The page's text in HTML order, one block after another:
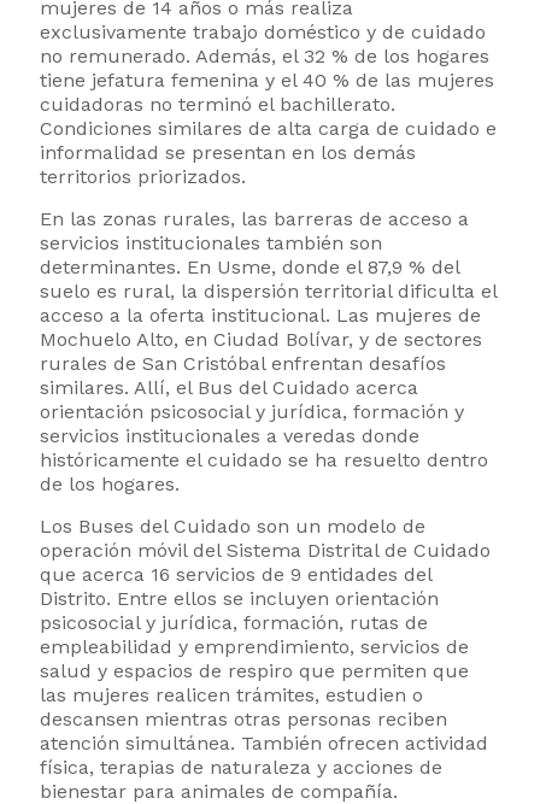
mujeres de 14 años o más realiza
exclusivamente trabajo doméstico y de cuidado
no remunerado. Además, el 32 % de los hogares
tiene jefatura femenina y el 40 % de las mujeres
cuidadoras no terminó el bachillerato.
Condiciones similares de alta carga de cuidado e
informalidad se presentan en los demás
territorios priorizados.
En las zonas rurales, las barreras de acceso a
servicios institucionales también son
determinantes. En Usme, donde el 87,9 % del
suelo es rural, la dispersión territorial dificulta el
acceso a la oferta institucional. Las mujeres de
Mochuelo Alto, en Ciudad Bolívar, y de sectores
rurales de San Cristóbal enfrentan desafíos
similares. Allí, el Bus del Cuidado acerca
orientación psicosocial y jurídica, formación y
servicios institucionales a veredas donde
históricamente el cuidado se ha resuelto dentro
de los hogares.
Los Buses del Cuidado son un modelo de
operación móvil del Sistema Distrital de Cuidado
que acerca 16 servicios de 9 entidades del
Distrito. Entre ellos se incluyen orientación
psicosocial y jurídica, formación, rutas de
empleabilidad y emprendimiento, servicios de
salud y espacios de respiro que permiten que
las mujeres realicen trámites, estudien o
descansen mientras otras personas reciben
atención simultánea. También ofrecen actividad
física, terapias de naturaleza y acciones de
bienestar para animales de compañía.